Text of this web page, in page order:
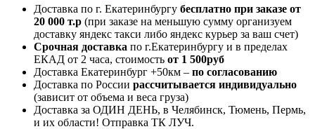
Доставка по г. Екатеринбургу бесплатно при заказе от
20 000 т.р (при заказе на меньшую сумму организуем
доставку яндекс такси либо яндекс курьер за ваш счет)
Срочная доставка по г.Екатеринбургу и в пределах
ЕКАД от 2 часа, стоимость от 1 500руб
Доставка Екатеринбург +50км – по согласованию
Доставка по России рассчитывается индивидуально
(зависит от объема и веса груза)
Доставка за ОДИН ДЕНЬ, в Челябинск, Тюмень, Пермь,
и их области! Отправка ТК ЛУЧ.